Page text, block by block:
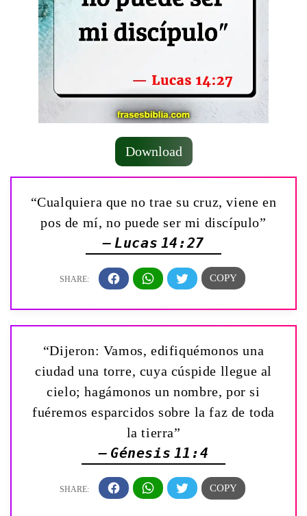
Download
“Cualquiera que no trae su cruz, viene en
pos de mí, no puede ser mi discípulo”
— Lucas 14:27
“Dijeron: Vamos, edifiquémonos una
ciudad una torre, cuya cúspide llegue al
cielo; hagámonos un nombre, por si
fuéremos esparcidos sobre la faz de toda
la tierra”
— Génesis 11:4